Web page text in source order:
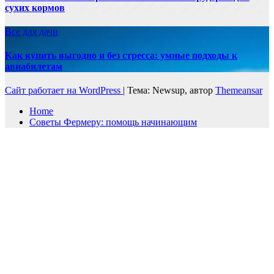
сухих кормов
Все для дачи
Как купить выгодно и без стресса: умные подходы к
авиабилетам
Сайт работает на WordPress | Тема: Newsup, автор Themeansar
Home
Советы Фермеру: помощь начинающим